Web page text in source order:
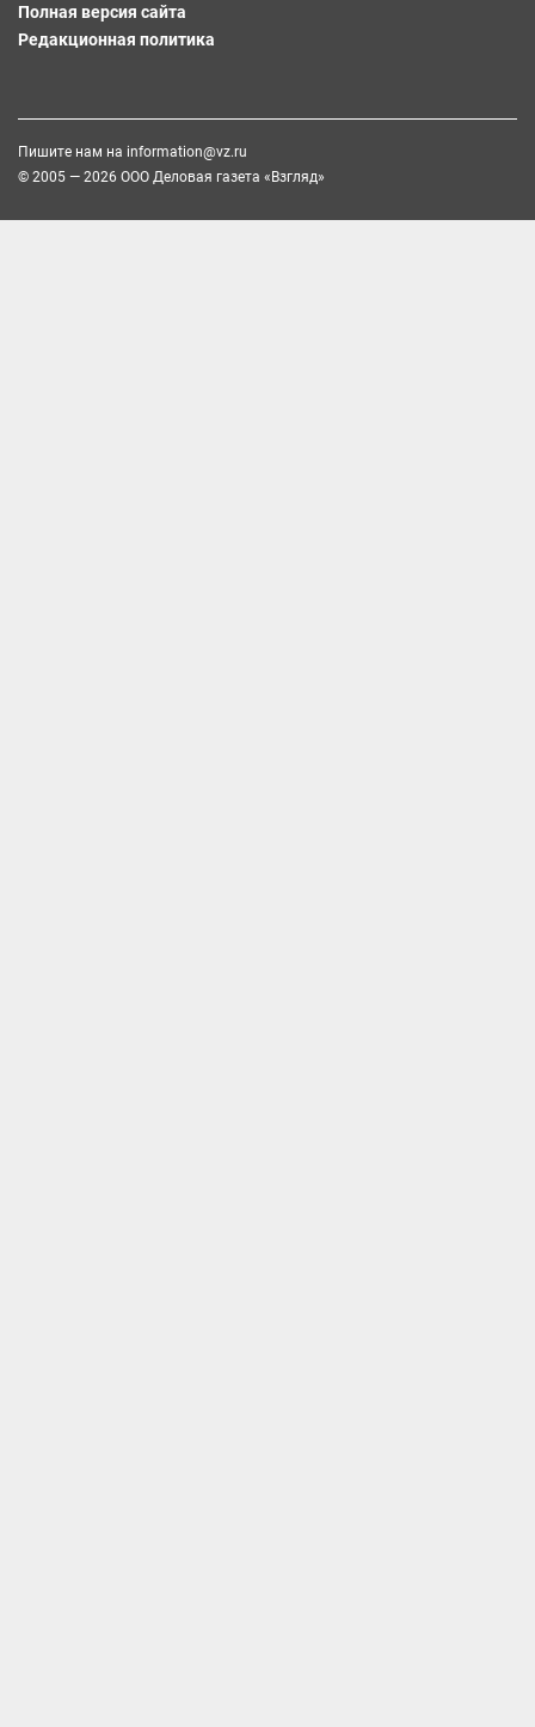
Полная версия сайта
Редакционная политика
Пишите нам на information@vz.ru
© 2005 — 2026 ООО Деловая газета «Взгляд»